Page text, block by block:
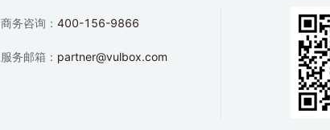
商务咨询： 400-156-9866
服务邮箱： partner@vulbox.com